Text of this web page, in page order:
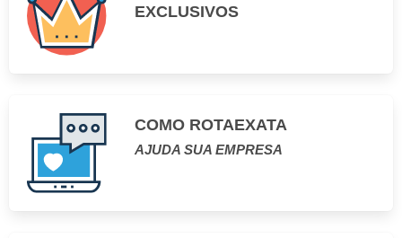
EXCLUSIVOS
COMO ROTAEXATA
AJUDA SUA EMPRESA